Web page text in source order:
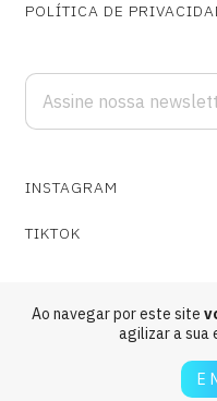
Ao navegar por este site
agilizar a sua
POLÍTICA DE
INSTAGRAM
TIKTOK
Copyright Cospe Fogo